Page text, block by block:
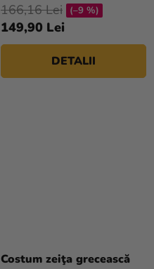
149,90 Lei
166,16 Lei (–9 %)
DETALII
Costum zeiţa grecească